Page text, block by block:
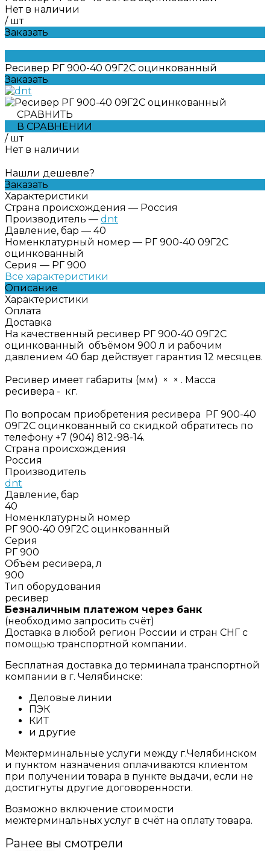
Нет в наличии
/ шт
Заказать
Ресивер РГ 900-40 09Г2С оцинкованный
Заказать
СРАВНИТЬ
В СРАВНЕНИИ
/ шт
Нет в наличии
Нашли дешевле?
Заказать
Характеристики
Страна происхождения — Россия
Производитель — dnt
Давление, бар — 40
Номенклатурный номер — РГ 900-40 09Г2С
оцинкованный
Серия — РГ 900
Все характеристики
Описание
Характеристики
Оплата
Доставка
На качественный ресивер РГ 900-40 09Г2С
оцинкованный объёмом 900 л и рабочим
давлением 40 бар действует гарантия 12 месяцев.
Ресивер имеет габариты (мм) × × . Масса
ресивера - кг.
По вопросам приобретения ресивера РГ 900-40
09Г2С оцинкованный со скидкой обратитесь по
телефону +7 (904) 812-98-14.
Страна происхождения
Россия
Производитель
dnt
Давление, бар
40
Номенклатурный номер
РГ 900-40 09Г2С оцинкованный
Серия
РГ 900
Объём ресивера, л
900
Тип оборудования
ресивер
Безналичным платежом через банк
(необходимо запросить счёт)
Доставка в любой регион России и стран СНГ с
помощью транспортной компании.
Бесплатная доставка до терминала транспортной
компании в г. Челябинске:
Деловые линии
ПЭК
КИТ
и другие
Межтерминальные услуги между г.Челябинском
и пунктом назначения оплачиваются клиентом
при получении товара в пункте выдачи, если не
достигнуты другие договоренности.
Возможно включение стоимости
межтерминальных услуг в счёт на оплату товара.
Ранее вы смотрели